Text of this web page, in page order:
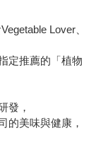
Lover、
定推薦的「植物
發，
的美味與健康，